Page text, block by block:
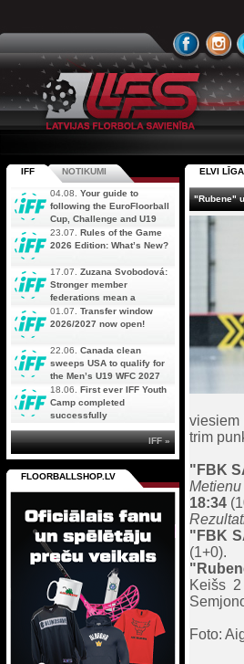
ELVI
"Rubene"
viesiem
trim
"FBK
18:34
"FBK
(1+0).
Keišs
Foto:
IFF NOTIKUMI
04.08. Your guide to
following the EuroFloorball
Cup, Challenge and U19
AOFC Qualifiers
simultaneously
23.07. Rules of the Game
2026 Edition: What’s New?
17.07. Zuzana Svobodová:
Stronger member
federations mean a
stronger future for floorball
01.07. Transfer window
2026/2027 now open!
22.06. Canada clean
sweeps USA to qualify for
the Men’s U19 WFC 2027
18.06. First ever IFF Youth
Camp completed
successfully
IFF »
FLOORBALLSHOP.LV